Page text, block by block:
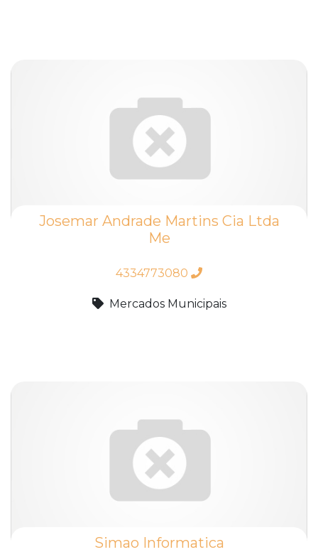
Josemar Andrade Martins Cia Ltda
Me
4334773080
Mercados Municipais
Simao Informatica